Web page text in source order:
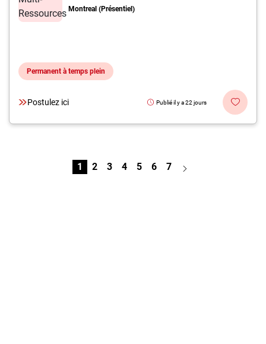
Montreal (Présentiel)
Permanent à temps plein
Postulez ici Publié il y a 22 jours
1 2 3 4 5 6 7